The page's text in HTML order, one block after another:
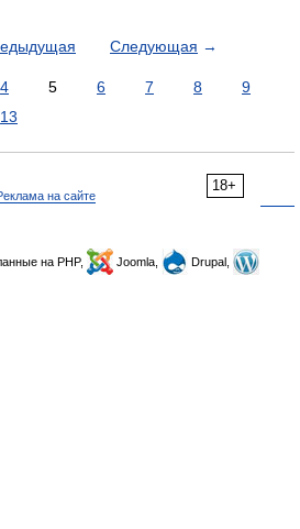
Следующая →
4 5 6 7 8
9
13
18+
на сайте
на PHP, Joomla,
Drupal,